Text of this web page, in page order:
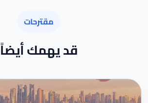
مقترحات
قد يهمك أيضاً